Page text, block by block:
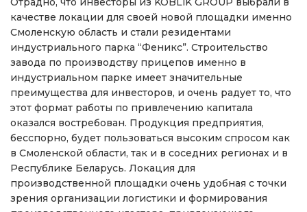
качестве локации для своей новой площадки именно
Смоленскую область и стали резидентами
индустриального парка “Феникс”. Строительство
завода по производству прицепов именно в
индустриальном парке имеет значительные
преимущества для инвесторов, и очень радует то, что
этот формат работы по привлечению капитала
оказался востребован. Продукция предприятия,
бесспорно, будет пользоваться высоким спросом как
в Смоленской области, так и в соседних регионах и в
Республике Беларусь. Локация для
производственной площадки очень удобная с точки
зрения организации логистики и формирования